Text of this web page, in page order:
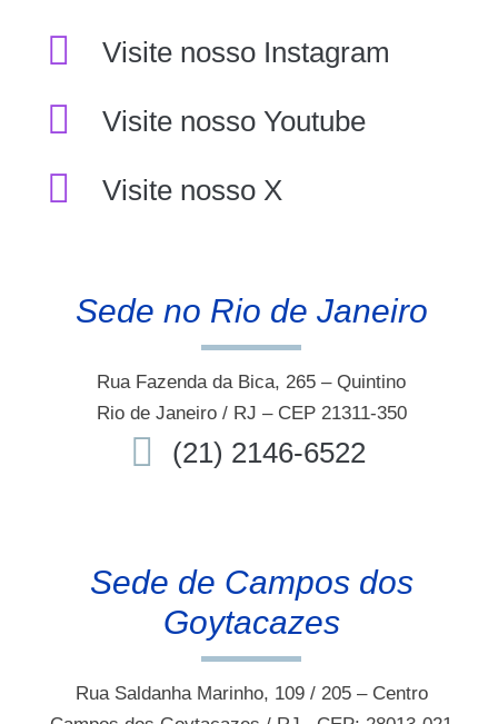
Visite nosso Instagram
Visite nosso Youtube
Visite nosso X
Sede no Rio de Janeiro
Rua Fazenda da Bica, 265 – Quintino
Rio de Janeiro / RJ – CEP 21311-350
(21) 2146-6522
Sede de Campos dos
Goytacazes
Rua Saldanha Marinho, 109 / 205 – Centro